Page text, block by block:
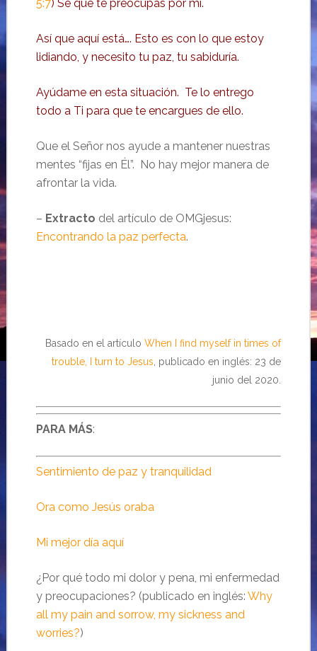
5:7) Sé que te preocupas por mí.
Así que aquí está…. Esto es con lo que estoy
lidiando, y necesito tu paz, tu sabiduría.
Ayúdame en esta situación. Te lo entrego
todo a Ti para que te encargues de ello.
Que el Señor nos ayude a mantener nuestras
mentes “fijas en Él”. No hay mejor manera de
afrontar la vida.
– Extracto del artículo de OMGjesus:
Encontrando la paz perfecta.
Basado en el artículoWhen I find myself in times of
trouble, I turn to Jesus , publicado en inglés: 23 de
junio del 2020.
PARA MÁS:
Sentimiento de paz y tranquilidad
Ora como Jesús oraba
Mi mejor día aquí
¿Por qué todo mi dolor y pena, mi enfermedad
y preocupaciones? (publicado en inglés: Why
all my pain and sorrow, my sickness and
worries?)